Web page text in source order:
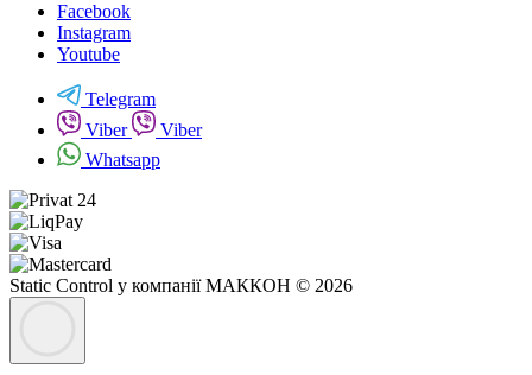
Facebook
Instagram
Youtube
Telegram
Viber
Viber
Whatsapp
Static Control у компанії МАККОН © 2026